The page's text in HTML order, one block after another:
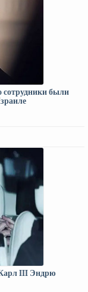
сотрудники были
Карл III Эндрю